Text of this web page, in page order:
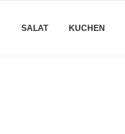
SALAT KUCHEN